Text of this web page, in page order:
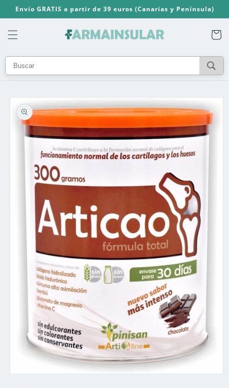
directamente
al contenido
Envío GRATIS a partir de 39 euros (Canarias y Península)
Carrito
directamente
a la
información
del producto